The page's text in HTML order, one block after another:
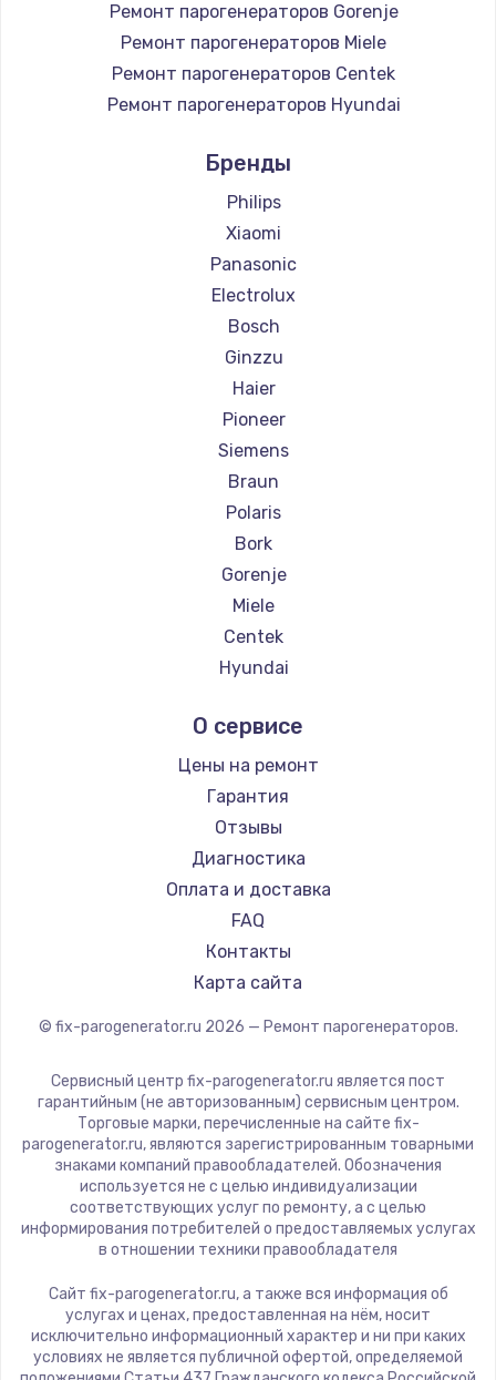
Ремонт парогенераторов Gorenje
Ремонт парогенераторов Miele
Ремонт парогенераторов Centek
Ремонт парогенераторов Hyundai
Ремонт парогенераторов DELTA
Ремонт парогенераторов Silter
Ремонт парогенераторов Chayka
Ремонт парогенераторов Beko
Ремонт парогенераторов Vivitek
Ремонт парогенераторов RED solution
Бренды
Philips
Xiaomi
Panasonic
Electrolux
Bosch
Ginzzu
Haier
Pioneer
Siemens
Braun
Polaris
Bork
Gorenje
Miele
Centek
Hyundai
DELTA
Silter
Chayka
Beko
Vivitek
RED solution
О сервисе
Цены на ремонт
Гарантия
Отзывы
Диагностика
Оплата и доставка
FAQ
Контакты
Карта сайта
© fix-parogenerator.ru 2026 — Ремонт парогенераторов.
Сервисный центр fix-parogenerator.ru является пост
гарантийным (не авторизованным) сервисным центром.
Торговые марки, перечисленные на сайте fix-
parogenerator.ru, являются зарегистрированным товарными
знаками компаний правообладателей. Обозначения
используется не с целью индивидуализации
соответствующих услуг по ремонту, а с целью
информирования потребителей о предоставляемых услугах
в отношении техники правообладателя
Сайт fix-parogenerator.ru, а также вся информация об
услугах и ценах, предоставленная на нём, носит
исключительно информационный характер и ни при каких
условиях не является публичной офертой, определяемой